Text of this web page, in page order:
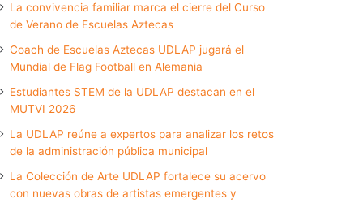
La convivencia familiar marca el cierre del Curso
de Verano de Escuelas Aztecas
Coach de Escuelas Aztecas UDLAP jugará el
Mundial de Flag Football en Alemania
Estudiantes STEM de la UDLAP destacan en el
MUTVI 2026
La UDLAP reúne a expertos para analizar los retos
de la administración pública municipal
La Colección de Arte UDLAP fortalece su acervo
con nuevas obras de artistas emergentes y